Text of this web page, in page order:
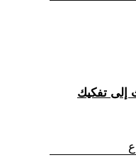
التراث إلى تفكيك